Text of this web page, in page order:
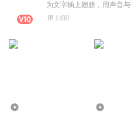
为文字插上翅膀，用声音与
1480